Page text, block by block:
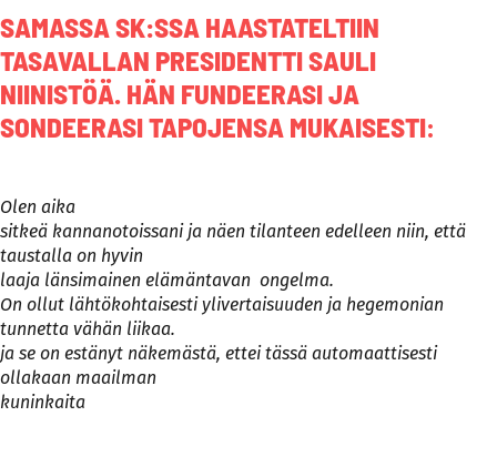
SAMASSA SK:SSA HAASTATELTIIN
TASAVALLAN PRESIDENTTISAULI
NIINISTÖÄ. HÄN FUNDEERASI JA
SONDEERASI TAPOJENSA MUKAISESTI:
Olen aika
sitkeä kannanotoissani ja näen tilanteen edelleen niin, että
taustalla on hyvin
laaja länsimainen elämäntavan ongelma.
On ollut lähtökohtaisesti ylivertaisuuden ja hegemonian
tunnetta vähän liikaa.
ja se on estänyt näkemästä, ettei tässä automaattisesti
ollakaan maailman
kuninkaita